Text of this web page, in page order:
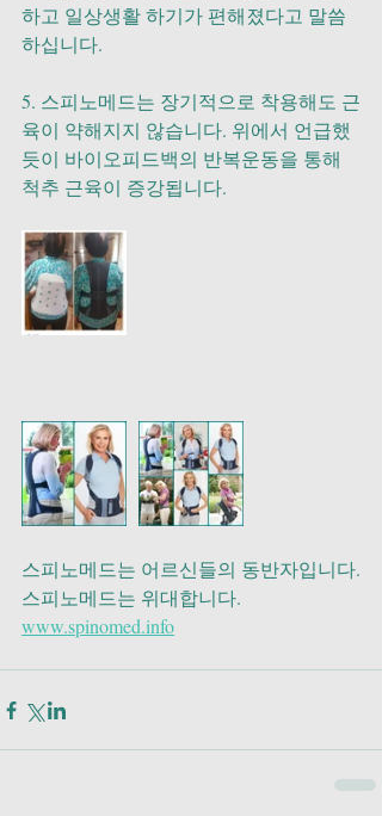
하고 일상생활 하기가 편해졌다고 말씀
하십니다.
5. 스피노메드는 장기적으로 착용해도 근
육이 약해지지 않습니다. 위에서 언급했
듯이 바이오피드백의 반복운동을 통해
척추 근육이 증강됩니다.
스피노메드는 어르신들의 동반자입니다.
스피노메드는 위대합니다.
www.spinomed.info